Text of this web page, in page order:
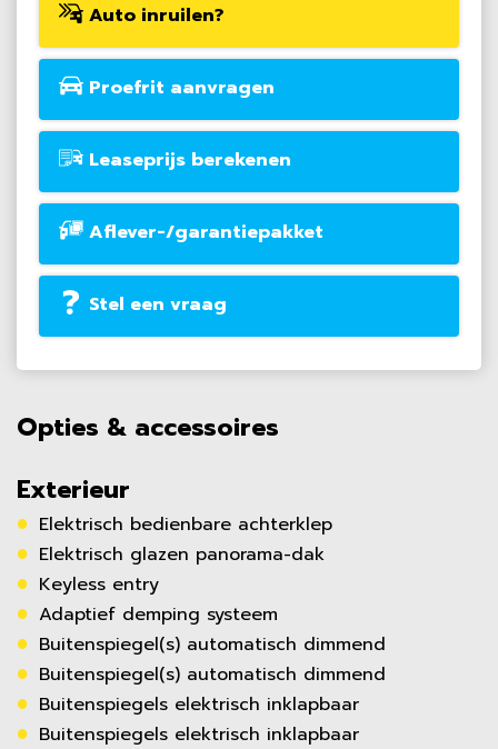
Auto inruilen?
Proefrit aanvragen
Leaseprijs berekenen
Aflever-/garantiepakket
Stel een vraag
Opties & accessoires
Exterieur
Elektrisch bedienbare achterklep
Elektrisch glazen panorama-dak
Keyless entry
Adaptief demping systeem
Buitenspiegel(s) automatisch dimmend
Buitenspiegel(s) automatisch dimmend
Buitenspiegels elektrisch inklapbaar
Buitenspiegels elektrisch inklapbaar